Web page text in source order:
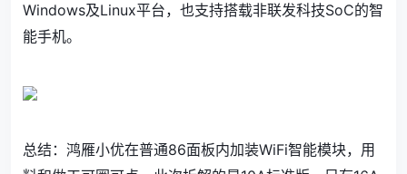
Windows及Linux平台，也支持搭载非联发科技SoC的智
能手机。
总结：鸿雁小优在普通86面板内加装WiFi智能模块，用